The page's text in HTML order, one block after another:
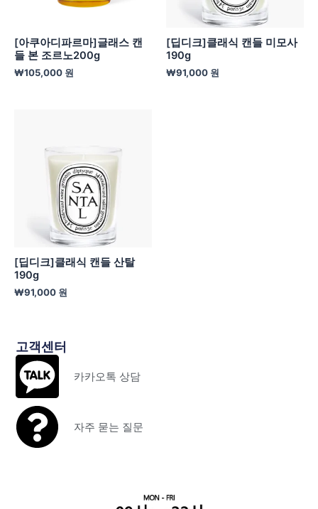
[아쿠아디파르마]글래스 캔
들 본 조르노200g
₩105,000 원
[딥디크]클래식 캔들 미모사
190g
₩91,000 원
[딥디크]클래식 캔들 산탈
190g
₩91,000 원
고객센터
카카오톡 상담
자주 묻는 질문